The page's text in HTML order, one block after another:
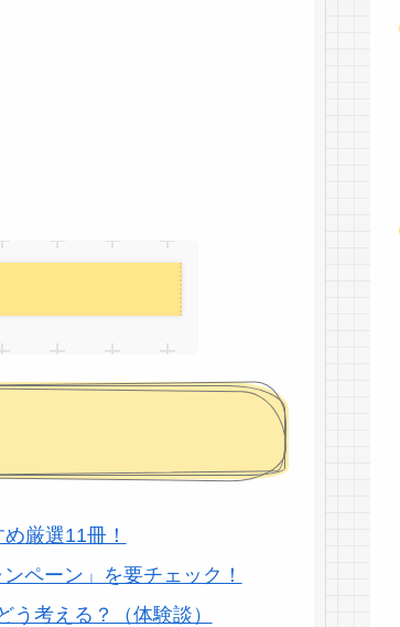
厳選11冊！
ペーン」を要チェック！
考える？（体験談）